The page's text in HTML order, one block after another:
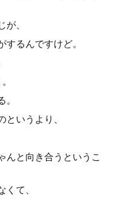
、
るんですけど。
いうより、
んと向き合うというこ
て、